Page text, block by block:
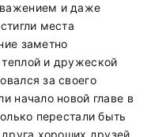
и даже
места
заметно
и дружеской
за своего
начало новой главе в
перестали быть
хороших друзей.